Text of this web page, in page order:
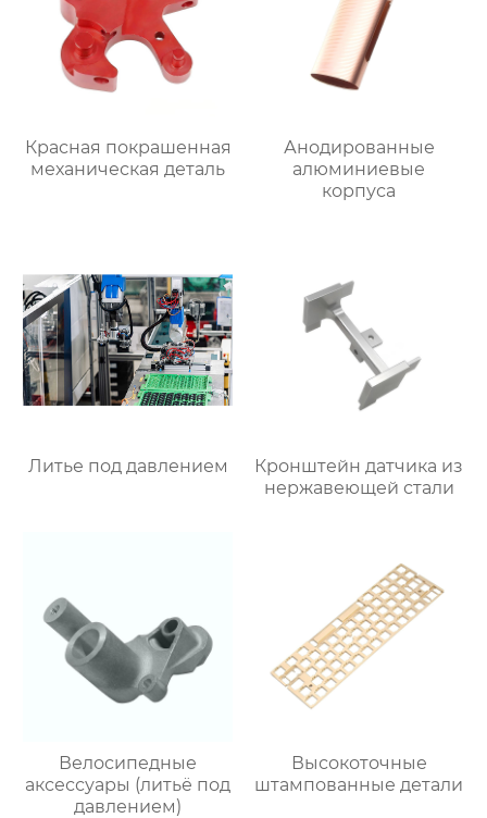
Красная покрашенная
механическая деталь
Анодированные
алюминиевые
корпуса
Литье под давлением
Кронштейн датчика из
нержавеющей стали
Велосипедные
аксессуары (литьё под
давлением)
Высокоточные
штампованные детали